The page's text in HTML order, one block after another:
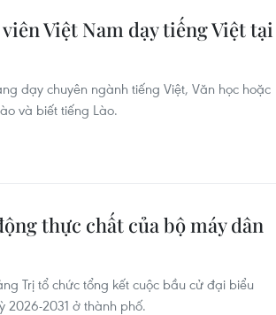
Việt Nam dạy tiếng Việt tại
dạy chuyên ngành tiếng Việt, Văn học hoặc
và biết tiếng Lào.
thực chất của bộ máy dân
Trị tổ chức tổng kết cuộc bầu cử đại biểu
2026-2031 ở thành phố.